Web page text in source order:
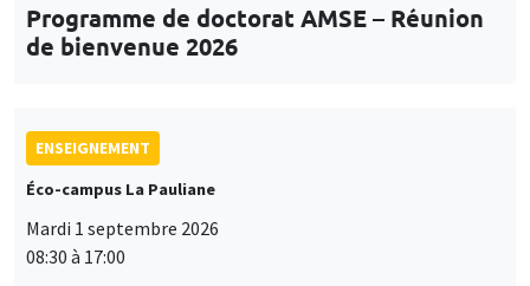
Programme de doctorat AMSE – Réunion
de bienvenue 2026
ENSEIGNEMENT
Éco-campus La Pauliane
Mardi 1 septembre 2026
08:30 à 17:00